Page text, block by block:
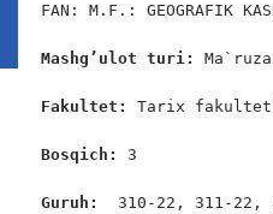
FAN: M.F.: GEOGRAFIK
Mashg’ulot turi:
Fakultet: Tarix
Bosqich: 3
Guruh: 310-22, 311-